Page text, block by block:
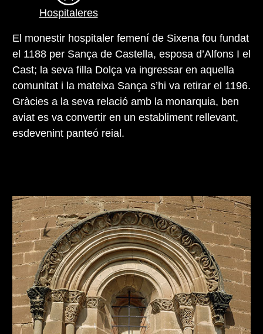
Hospitaleres
El monestir hospitaler femení de Sixena fou fundat
el 1188 per Sança de Castella, esposa d’Alfons I el
Cast; la seva filla Dolça va ingressar en aquella
comunitat i la mateixa Sança s’hi va retirar el 1196.
Gràcies a la seva relació amb la monarquia, ben
aviat es va convertir en un establiment rellevant,
esdevenint panteó reial.